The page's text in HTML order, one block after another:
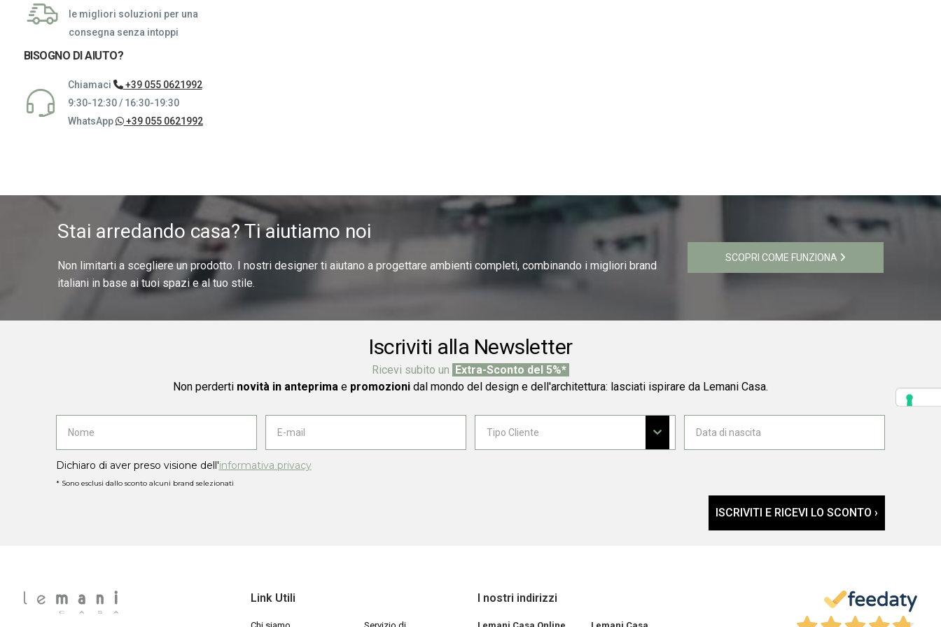
le migliori soluzioni per una
consegna senza intoppi
BISOGNO DI AIUTO?
Chiamaci
+39 055 0621992
9:30-12:30 / 16:30-19:30
WhatsApp
+39 055 0621992
Stai arredando casa? Ti aiutiamo noi
Non limitarti a scegliere un prodotto. I nostri designer ti aiutano a progettare ambienti completi, combinando i migliori brand
italiani in base ai tuoi spazi e al tuo stile.
SCOPRI COME FUNZIONA
Iscriviti alla Newsletter
Ricevi subito un Extra-Sconto del 5%*
Non perderti novità in anteprimae promozionidal mondo del design e dell'architettura: lasciati ispirare da Lemani Casa.
Dichiaro di aver preso visione dell'informativa privacy
* Sono esclusi dallo sconto alcuni brand selezionati
ISCRIVITI E RICEVI LO SCONTO ›
Link Utili I nostri indirizzi